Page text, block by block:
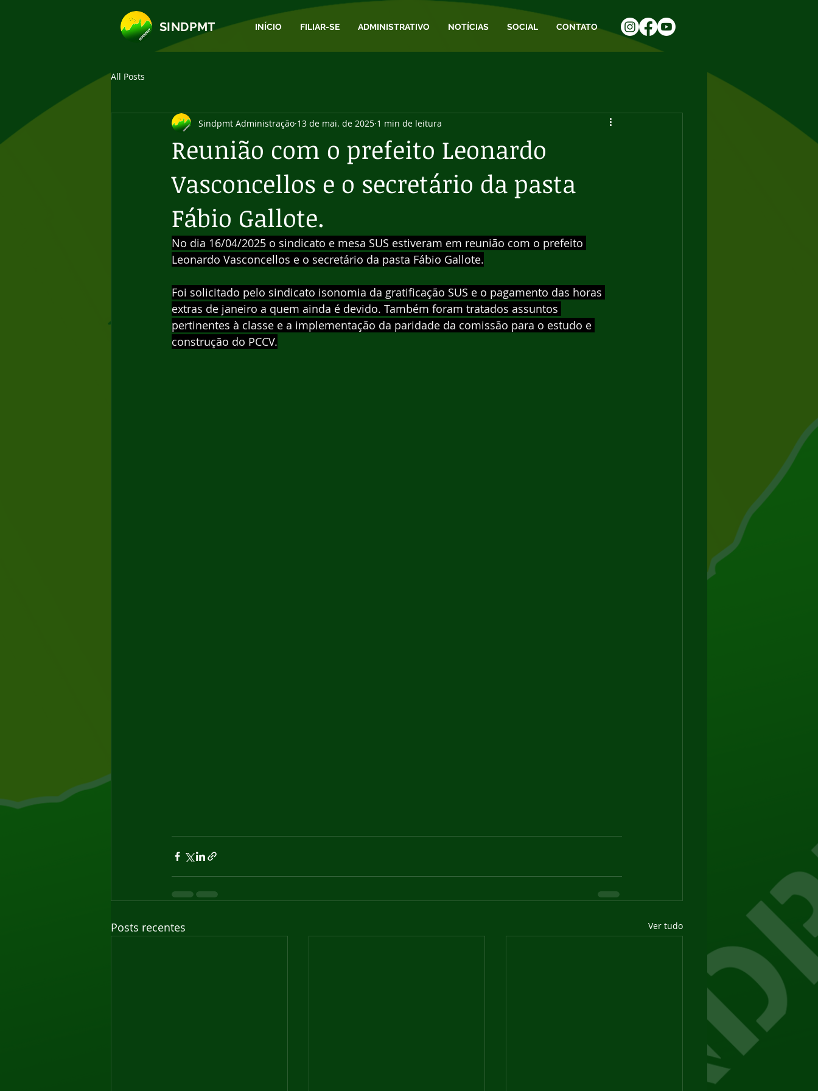
SINDPMT INÍCIO FILIAR-SE ADMINISTRATIVO NOTÍCIAS SOCIAL CONTATO
All Posts
Reunião com o prefeito Leonardo
Vasconcellos e o secretário da pasta
Fábio Gallote.
Sindpmt Administração 13 de mai. de 2025 1 min de leitura
No dia 16/04/2025 o sindicato e mesa SUS estiveram em reunião com o prefeito
Leonardo Vasconcellos e o secretário da pasta Fábio Gallote.
Foi solicitado pelo sindicato isonomia da gratificação SUS e o pagamento das horas
extras de janeiro a quem ainda é devido. Também foram tratados assuntos
pertinentes à classe e a implementação da paridade da comissão para o estudo e
construção do PCCV.
Posts recentes Ver tudo